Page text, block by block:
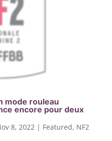
mode rouleau
encore pour deux
8, 2022| Featured, NF2